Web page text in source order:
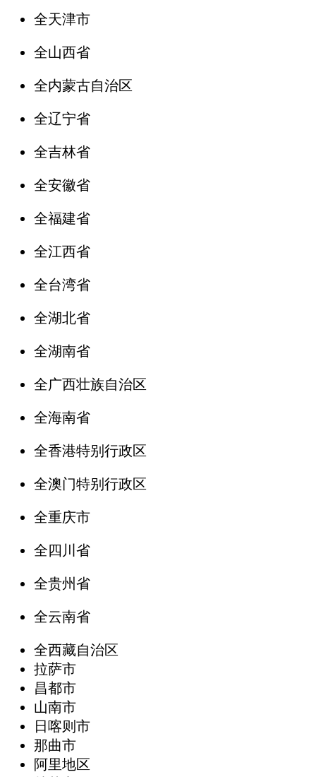
全天津市
全山西省
全内蒙古自治区
全辽宁省
全吉林省
全安徽省
全福建省
全江西省
全台湾省
全湖北省
全湖南省
全广西壮族自治区
全海南省
全香港特别行政区
全澳门特别行政区
全重庆市
全四川省
全贵州省
全云南省
全西藏自治区
拉萨市
昌都市
山南市
日喀则市
那曲市
阿里地区